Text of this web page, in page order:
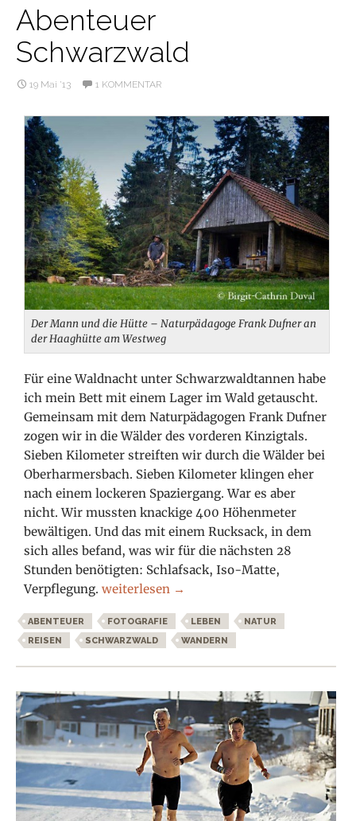
Abenteuer
Schwarzwald
19 Mai ’13 1 KOMMENTAR
Der Mann und die Hütte – Naturpädagoge Frank Dufner an
der Haaghütte am Westweg
Für eine Waldnacht unter Schwarzwaldtannen habe
ich mein Bett mit einem Lager im Wald getauscht.
Gemeinsam mit dem Naturpädagogen Frank Dufner
zogen wir in die Wälder des vorderen Kinzigtals.
Sieben Kilometer streiften wir durch die Wälder bei
Oberharmersbach. Sieben Kilometer klingen eher
nach einem lockeren Spaziergang. War es aber
nicht. Wir mussten knackige 400 Höhenmeter
bewältigen. Und das mit einem Rucksack, in dem
sich alles befand, was wir für die nächsten 28
Stunden benötigten: Schlafsack, Iso-Matte,
Verpflegung.Abenteuer Schwarzwald
weiterlesen →
ABENTEUER FOTOGRAFIE LEBEN
NATUR
REISEN
SCHWARZWALD WANDERN